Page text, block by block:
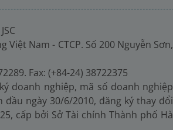
Việt Nam - CTCP. Số 200 Nguyễn Sơn,
Fax: (+84-24) 38722375
doanh nghiệp, mã số doanh nghiệp
đầu ngày 30/6/2010, đăng ký thay đổi
cấp bởi Sở Tài chính Thành phố Hà